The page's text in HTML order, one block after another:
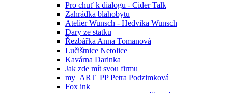
Pro chuť k dialogu - Cider Talk
Zahrádka blahobytu
Atelier Wunsch - Hedvika Wunsch
Dary ze statku
Řezbářka Anna Tomanová
Lučištnice Netolice
Kavárna Darinka
Jak zde mít svou firmu
my_ART_PP Petra Podzimková
Fox ink